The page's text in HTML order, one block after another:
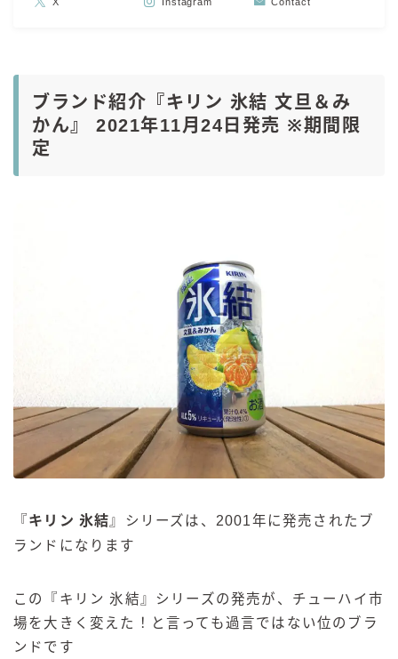
ブランド紹介『キリン 氷結 文旦＆み
かん』 2021年11月24日発売 ※期間限
定
『キリン 氷結 』シリーズは、2001年に発売されたブ
ランドになります
この『キリン 氷結』シリーズの発売が、チューハイ市
場を大きく変えた！と言っても過言ではない位のブラ
ンドです